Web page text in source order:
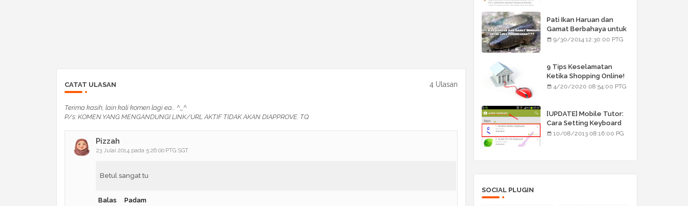
CATAT ULASAN 4 Ulasan
Terima kasih, lain kali komen lagi ea... ^_^
P/s: KOMEN YANG MENGANDUNGI LINK/URL AKTIF TIDAK AKAN DIAPPROVE. TQ
Pizzah
23 Julai 2014 pada 5:26:00 PTG SGT
Betul sangat tu
Balas Padam
Pati Ikan Haruan dan
Gamat Berbahaya untuk
Luka Pembedahan???
9/30/2014 12:30:00 PTG
9 Tips Keselamatan
Ketika Shopping Online!
4/20/2020 08:54:00 PTG
[UPDATE] Mobile Tutor:
Cara Setting Keyboard
Arab/Jawi
10/08/2013 08:16:00 PG
SOCIAL PLUGIN